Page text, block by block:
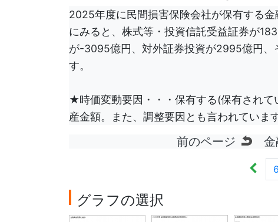
2025年度に民間損害保険会社が保有する
にみると、株式等・投資信託受益証券が
が-3095億円、対外証券投資が2995億円、
す。
★時価変動要因・・・保有する(保有され
産金額。また、調整要因とも言われています
前のページ 金
6
グラフの選択